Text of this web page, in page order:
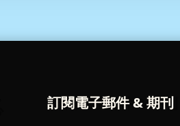
訂閱電子郵件 & 期刊